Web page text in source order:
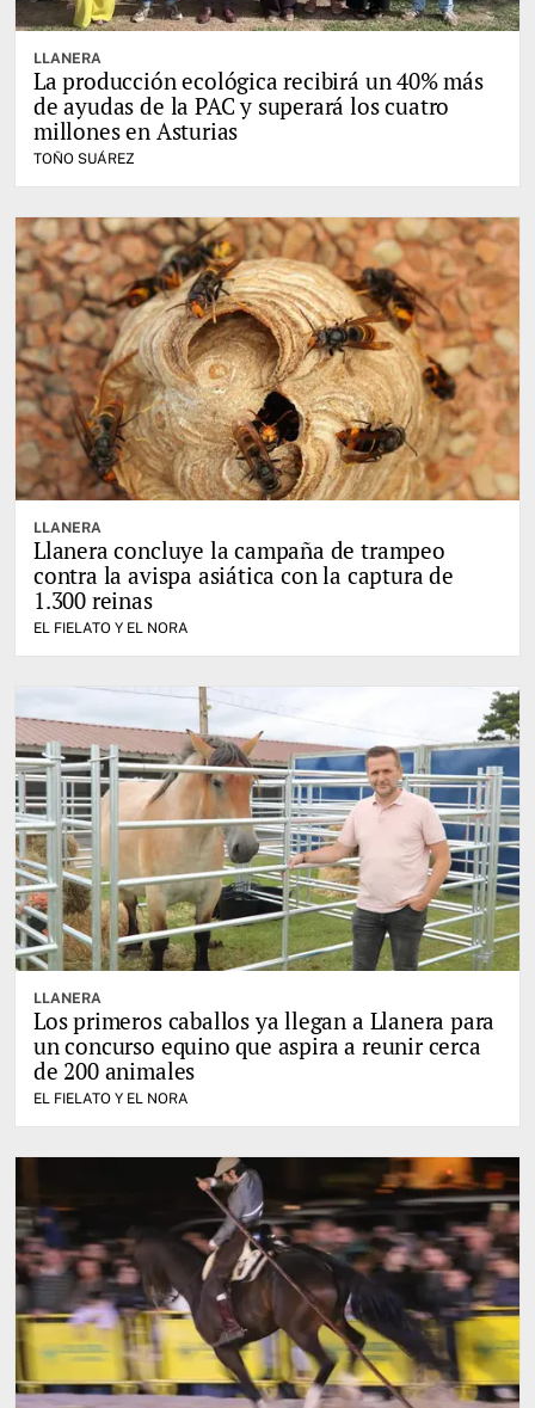
LLANERA
La producción ecológica recibirá un 40% más
de ayudas de la PAC y superará los cuatro
millones en Asturias
TOÑO SUÁREZ
LLANERA
Llanera concluye la campaña de trampeo
contra la avispa asiática con la captura de
1.300 reinas
EL FIELATO Y EL NORA
LLANERA
Los primeros caballos ya llegan a Llanera para
un concurso equino que aspira a reunir cerca
de 200 animales
EL FIELATO Y EL NORA